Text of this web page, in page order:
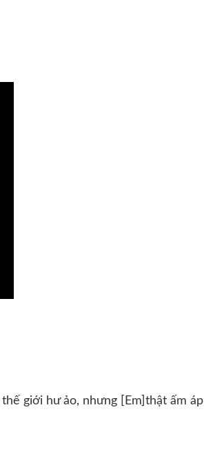
giới hư ảo, nhưng [Em]thật ấm áp